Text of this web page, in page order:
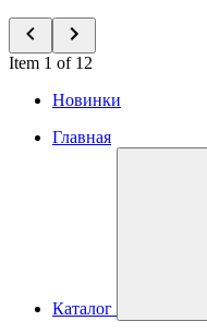
Item 1 of 12
Новинки
Главная
Каталог